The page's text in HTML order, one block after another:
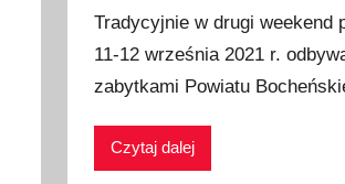
u
b
l
o
Tradycyjnie w drugi weekend
11-12 września 2021 r.
zabytkami Powiatu
Czytaj dalej